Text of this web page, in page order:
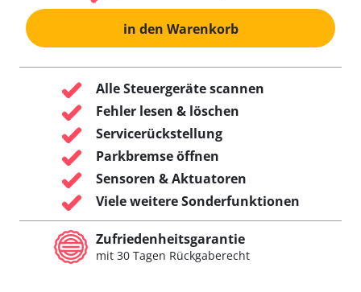
in den Warenkorb
Alle Steuergeräte scannen
Fehler lesen & löschen
Servicerückstellung
Parkbremse öffnen
Sensoren & Aktuatoren
Viele weitere Sonderfunktionen
Zufriedenheitsgarantie
mit 30 Tagen Rückgaberecht